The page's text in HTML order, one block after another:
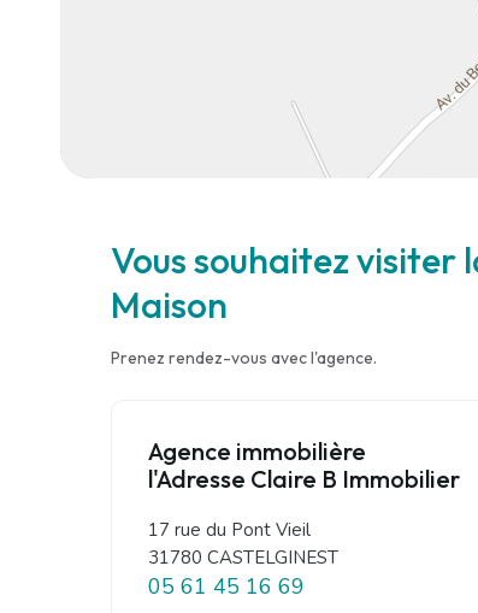
Vous souhaitez visiter
Maison
Prenez rendez-vous avec l'agence.
Agence immobilière
l'Adresse Claire B Immobilier
17 rue du Pont Vieil
31780 CASTELGINEST
05 61 45 16 69